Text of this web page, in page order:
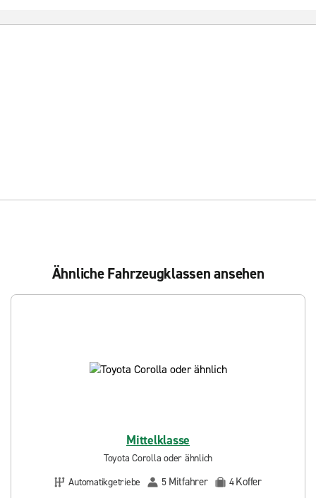
Ähnliche Fahrzeugklassen ansehen
Mittelklasse
Toyota Corolla oder ähnlich
Automatikgetriebe
5 Mitfahrer 4Koffer